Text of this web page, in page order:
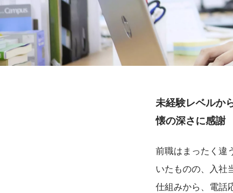
未経験レベルか
懐の深さに感謝
前職はまったく違
いたものの、入社
仕組みから、電話